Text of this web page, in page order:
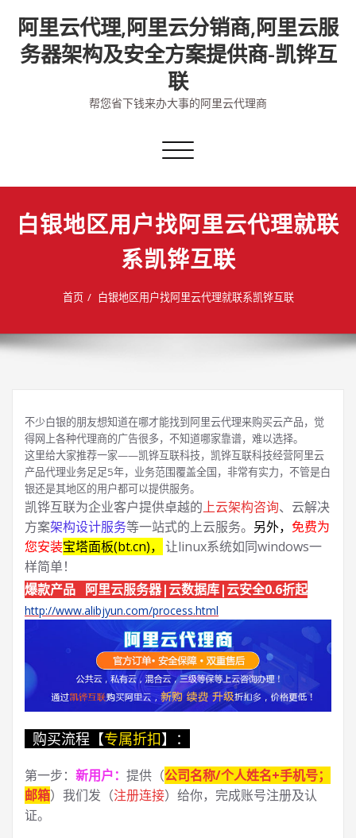
content
阿里云代理,阿里云分销商,阿里云服
务器架构及安全方案提供商-凯铧互
联
帮您省下钱来办大事的阿里云代理商
切
导
白银地区用户找阿里云代理就联
系凯铧互联
首页 白银地区用户找阿里云代理就联系凯铧互联
不少白银的朋友想知道在哪才能找到阿里云代理来购买云产品，觉
得网上各种代理商的广告很多，不知道哪家靠谱，难以选择。
这里给大家推荐一家——凯铧互联科技，凯铧互联科技经营阿里云
产品代理业务足足5年，业务范围覆盖全国，非常有实力，不管是白
银还是其地区的用户都可以提供服务。
凯铧互联为企业客户提供卓越的上云架构咨询、云解决
方案架构设计服务等一站式的上云服务。 另外， 免费为
您安装宝塔面板(bt.cn)， 让linux系统如同windows一
样简单！
爆款产品 阿里云服务器|云数据库|云安全0.6折起
http://www.alibjyun.com/process.html
购买流程【专属折扣】：
第一步： 新用户： 提供（公司名称/个人姓名+手机号；
邮箱）我们发（注册连接）给你，完成账号注册及认
证。